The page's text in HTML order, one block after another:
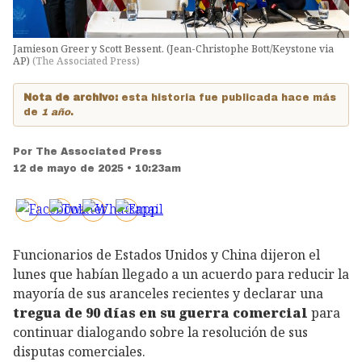
Jamieson Greer y Scott Bessent. (Jean-Christophe Bott/Keystone via
AP) (The Associated Press)
Nota de archivo: esta historia fue publicada hace más
de 1 año.
Por The Associated Press
12 de mayo de 2025 • 10:23am
Funcionarios de Estados Unidos y China dijeron el
lunes que habían llegado a un acuerdo para reducir la
mayoría de sus aranceles recientes y declarar una
tregua de 90 días en su guerra comercial para
continuar dialogando sobre la resolución de sus
disputas comerciales.